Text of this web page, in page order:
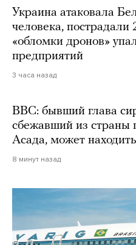
Украина атаковала
человека, пострадали
«обломки дронов»
предприятий
3 часа назад
BBC: бывший глава
сбежавший из страны
Асада, может
8 минут назад